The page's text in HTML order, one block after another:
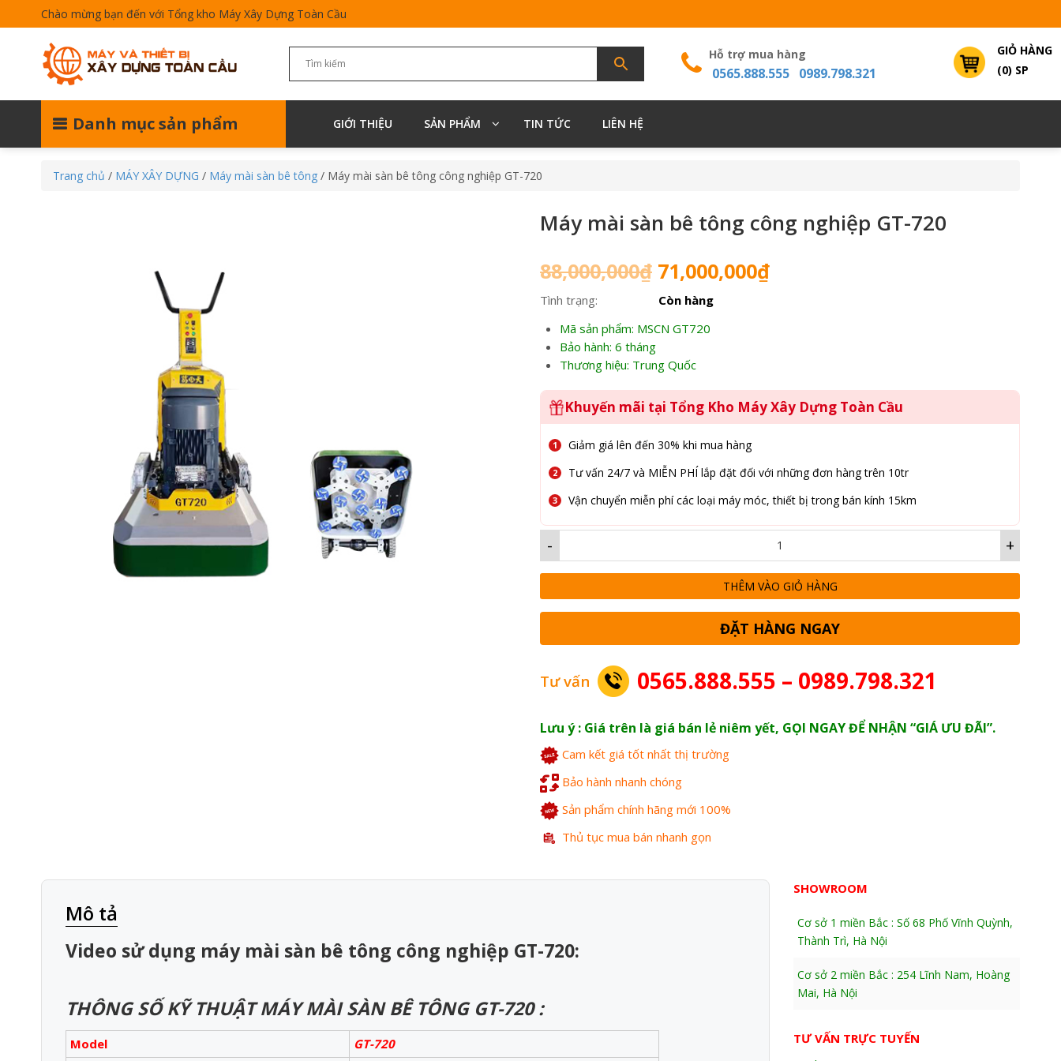
Chào mừng bạn đến với Tổng kho Máy Xây Dựng Toàn Cầu
Hỗ trợ mua hàng
0565.888.555 0989.798.321
GIỎ HÀNG
(0) SP
Danh mục sản phẩm GIỚI THIỆU SẢN PHẨM TIN TỨC LIÊN HỆ
Trang chủ / MÁY XÂY DỰNG / Máy mài sàn bê tông / Máy mài sàn bê tông công nghiệp GT-720
Máy mài sàn bê tông công nghiệp GT-720
88,000,000₫ Giá
gốc
là:
88,000,000₫.
71,000,000₫Giá
Tình trạng:
Còn hàng
Mã sản phẩm: MSCN GT720
Bảo hành: 6 tháng
Thương hiệu: Trung Quốc
Khuyến mãi tại Tổng Kho Máy Xây Dựng Toàn Cầu
Giảm giá lên đến 30% khi mua hàng
Tư vấn 24/7 và MIỄN PHÍ lắp đặt đối với những đơn hàng trên 10tr
Vận chuyển miễn phí các loại máy móc, thiết bị trong bán kính 15km
+
-
THÊM VÀO GIỎ HÀNG
ĐẶT HÀNG NGAY
Tư vấn 0565.888.555 – 0989.798.321
Lưu ý : Giá trên là giá bán lẻ niêm yết, GỌI NGAY ĐỂ NHẬN “GIÁ ƯU ĐÃI”.
Cam kết giá tốt nhất thị trường
Bảo hành nhanh chóng
Sản phẩm chính hãng mới 100%
Thủ tục mua bán nhanh gọn
Mô tả
Video sử dụng máy mài sàn bê tông công nghiệp GT-720:
THÔNG SỐ KỸ THUẬT MÁY MÀI SÀN BÊ TÔNG GT-720 :
Model
GT-720
SHOWROOM
Cơ sở 1 miền Bắc : Số 68 Phố Vĩnh Quỳnh,
Thành Trì, Hà Nội
Cơ sở 2 miền Bắc : 254 Lĩnh Nam, Hoàng
Mai, Hà Nội
TƯ VẤN TRỰC TUYẾN